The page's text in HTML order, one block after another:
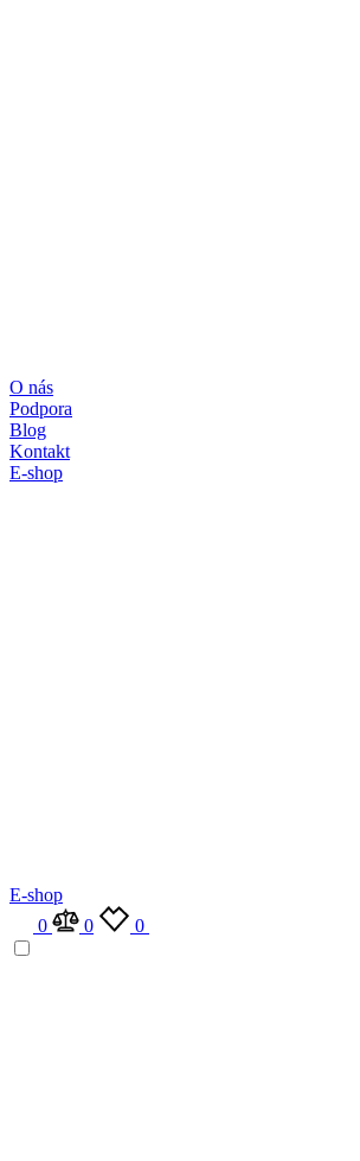
O nás
Podpora
Blog
Kontakt
E-shop
E-shop
0
0 0